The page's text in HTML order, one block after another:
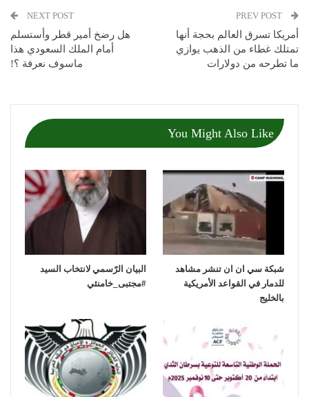
أمريكا تسرق العالم بحجة أنها
تمتلك غطاء من الذهب يوازي
ما تطرحه من دولارات
NEXT POST
هل رضخ أمير قطر وأستسلم
أمام الملك السعودي هذا
ماسوف نعرفة ؟!
You Might Also Like
شبكة سي ان ان تنشر مشاهد
للدمار في القواعد الأمريكية
بالخليج
‏البيان الرّسمي لانتخاب السيد